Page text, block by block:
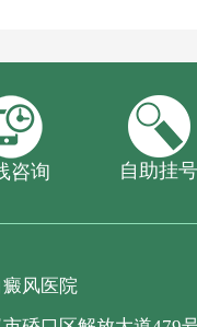
咨询 自助挂号
风医院